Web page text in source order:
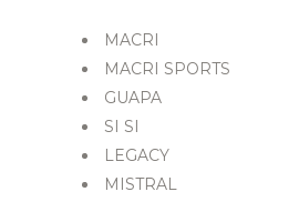
MACRI
MACRI SPORTS
GUAPA
SI SI
LEGACY
MISTRAL